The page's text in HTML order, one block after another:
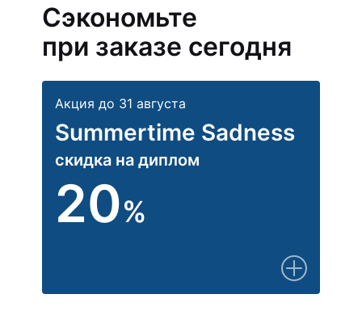
Сэкономьте
при заказе сегодня
Акция до 31 августа
Summertime Sadness
скидка на диплом
20%